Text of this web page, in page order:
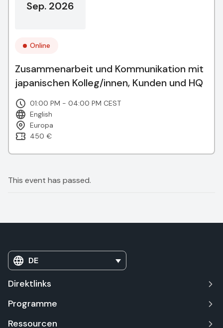
Sep. 2026
Online
Zusammenarbeit und Kommunikation mit
japanischen Kolleg/innen, Kunden und HQ
01:00 PM - 04:00 PM CEST
English
Europa
450 €
This event has passed.
DE
Direktlinks
Programme
Ressourcen